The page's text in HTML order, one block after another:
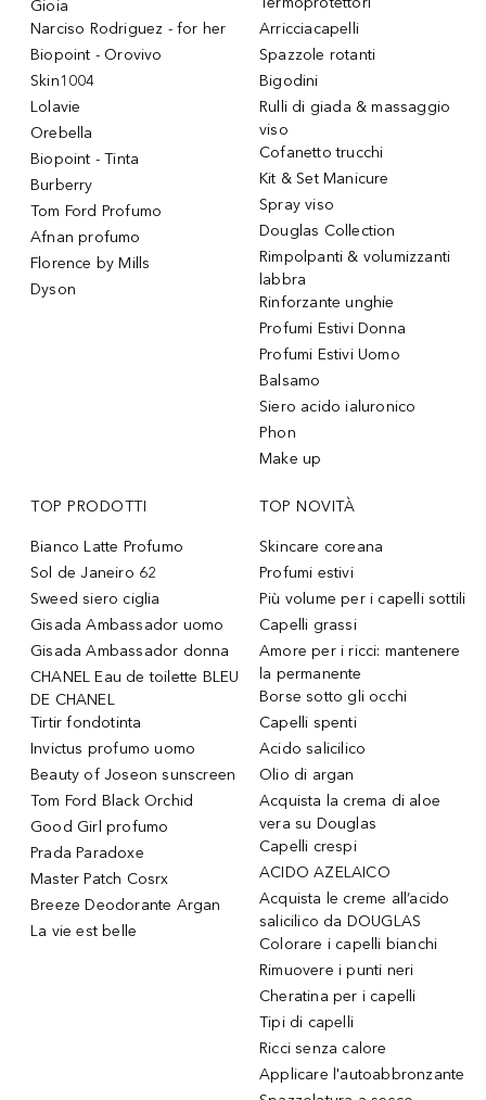
Gioia
Narciso Rodriguez - for her
Biopoint - Orovivo
Skin1004
Lolavie
Orebella
Biopoint - Tinta
Burberry
Tom Ford Profumo
Afnan profumo
Florence by Mills
Dyson
Arricciacapelli
Spazzole rotanti
Bigodini
Rulli di giada & massaggio
viso
Cofanetto trucchi
Kit & Set Manicure
Spray viso
Douglas Collection
Rimpolpanti & volumizzanti
labbra
Rinforzante unghie
Profumi Estivi Donna
Profumi Estivi Uomo
Balsamo
Siero acido ialuronico
Phon
Make up
TOP PRODOTTI
Bianco Latte Profumo
Sol de Janeiro 62
Sweed siero ciglia
Gisada Ambassador uomo
Gisada Ambassador donna
CHANEL Eau de toilette BLEU
DE CHANEL
Tirtir fondotinta
Invictus profumo uomo
Beauty of Joseon sunscreen
Tom Ford Black Orchid
Good Girl profumo
Prada Paradoxe
Master Patch Cosrx
Breeze Deodorante Argan
La vie est belle
TOP NOVITÀ
Skincare coreana
Profumi estivi
Più volume per i capelli sottili
Capelli grassi
Amore per i ricci: mantenere
la permanente
Borse sotto gli occhi
Capelli spenti
Acido salicilico
Olio di argan
Acquista la crema di aloe
vera su Douglas
Capelli crespi
ACIDO AZELAICO
Acquista le creme all’acido
salicilico da DOUGLAS
Colorare i capelli bianchi
Rimuovere i punti neri
Cheratina per i capelli
Tipi di capelli
Ricci senza calore
Applicare l'autoabbronzante